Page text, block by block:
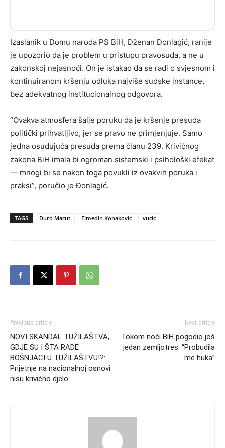
Izaslanik u Domu naroda PS BiH, Dženan Đonlagić, ranije
je upozorio da je problem u pristupu pravosuđa, a ne u
zakonskoj nejasnoći. On je istakao da se radi o svjesnom i
kontinuiranom kršenju odluka najviše sudske instance,
bez adekvatnog institucionalnog odgovora.
“Ovakva atmosfera šalje poruku da je kršenje presuda
politički prihvatljivo, jer se pravo ne primjenjuje. Samo
jedna osuđujuća presuda prema članu 239. Krivičnog
zakona BiH imala bi ogroman sistemski i psihološki efekat
— mnogi bi se nakon toga povukli iz ovakvih poruka i
praksi”, poručio je Đonlagić.
TAGS Đuro Macut Elmedin Konakovic vucic
Previous article
NOVI SKANDAL TUŽILAŠTVA,
GDJE SU I ŠTA RADE
BOŠNJACI U TUŽILAŠTVU!?:
Prijetnje na nacionalnoj osnovi
nisu krivično djelo…
Next article
Tokom noći BiH pogodio još
jedan zemljotres: “Probudila
me huka”